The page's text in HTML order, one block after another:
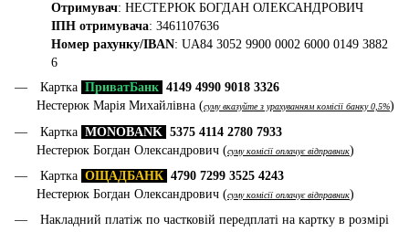
Отримувач: НЕСТЕРЮК БОГДАН ОЛЕКСАНДРОВИЧ
ІПН отримувача: 3461107636
Номер рахунку/IBAN: UA84 3052 9900 0002 6000 0149 3882
6
Картка ПриватБанк 4149 4990 9018 3326
Нестерюк Марія Михайлівна (суму вказуйте з урахуванням комісії банку 0,5%)
Картка MONOBANK 5375 4114 2780 7933
Нестерюк Богдан Олександрович (суму комісії оплачує відправник)
Картка ОЩАДБАНК 4790 7299 3525 4243
Нестерюк Богдан Олександрович (суму комісії оплачує відправник)
Накладний платіж по частковій передплаті на картку в розмірі